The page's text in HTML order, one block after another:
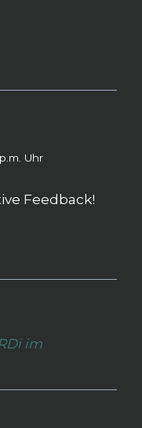
Uhr
Feedback!
im